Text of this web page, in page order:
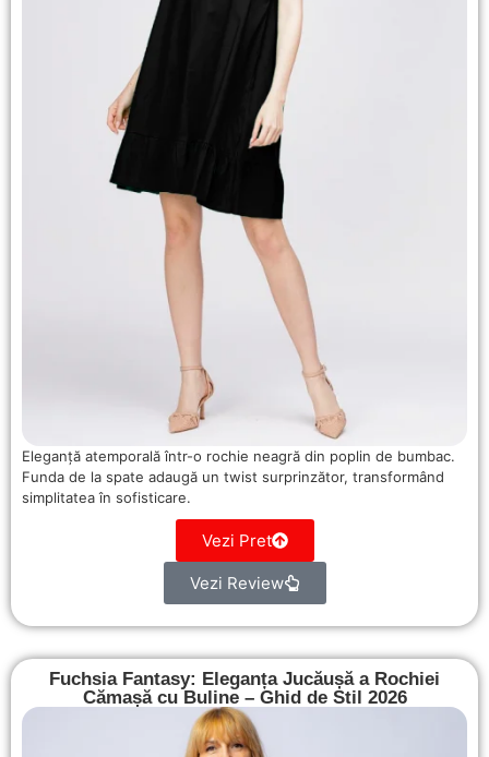
Eleganță atemporală într-o rochie neagră din poplin de bumbac.
Funda de la spate adaugă un twist surprinzător, transformând
simplitatea în sofisticare.
Vezi Pret
Vezi Review
Fuchsia Fantasy: Eleganța Jucăușă a Rochiei
Cămașă cu Buline – Ghid de Stil 2026